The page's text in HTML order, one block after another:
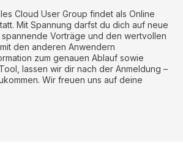
Cloud User Group findet als Online
Mit Spannung darfst du dich auf neue
Vorträge und den wertvollen
den anderen Anwendern
zum genauen Ablauf sowie
lassen wir dir nach der Anmeldung –
Wir freuen uns auf deine